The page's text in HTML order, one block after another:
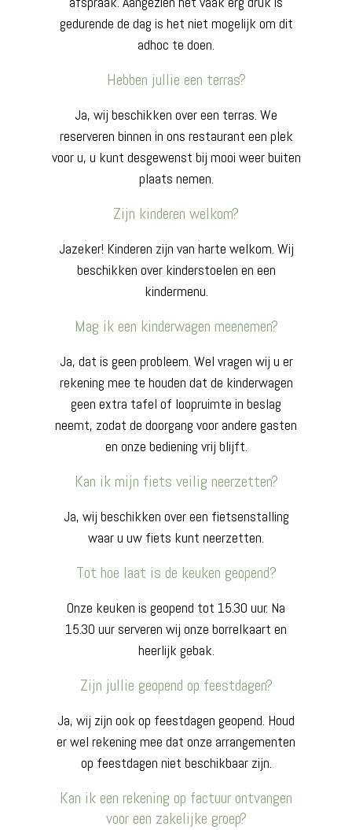
gedurende de dag is het niet mogelijk om dit
adhoc te doen.
Hebben jullie een terras?
Ja, wij beschikken over een terras. We
reserveren binnen in ons restaurant een plek
voor u, u kunt desgewenst bij mooi weer buiten
plaats nemen.
Zijn kinderen welkom?
Jazeker! Kinderen zijn van harte welkom. Wij
beschikken over kinderstoelen en een
kindermenu.
Mag ik een kinderwagen meenemen?
Ja, dat is geen probleem. Wel vragen wij u er
rekening mee te houden dat de kinderwagen
geen extra tafel of loopruimte in beslag
neemt, zodat de doorgang voor andere gasten
en onze bediening vrij blijft.
Kan ik mijn fiets veilig neerzetten?
Ja, wij beschikken over een fietsenstalling
waar u uw fiets kunt neerzetten.
Tot hoe laat is de keuken geopend?
Onze keuken is geopend tot 15.30 uur. Na
15.30 uur serveren wij onze borrelkaart en
heerlijk gebak.
Zijn jullie geopend op feestdagen?
Ja, wij zijn ook op feestdagen geopend. Houd
er wel rekening mee dat onze arrangementen
op feestdagen niet beschikbaar zijn.
Kan ik een rekening op factuur ontvangen
voor een zakelijke groep?